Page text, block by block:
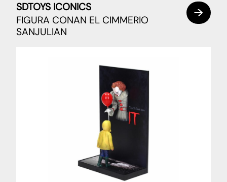
SDTOYS ICONICS
FIGURA CONAN EL CIMMERIO
SANJULIAN